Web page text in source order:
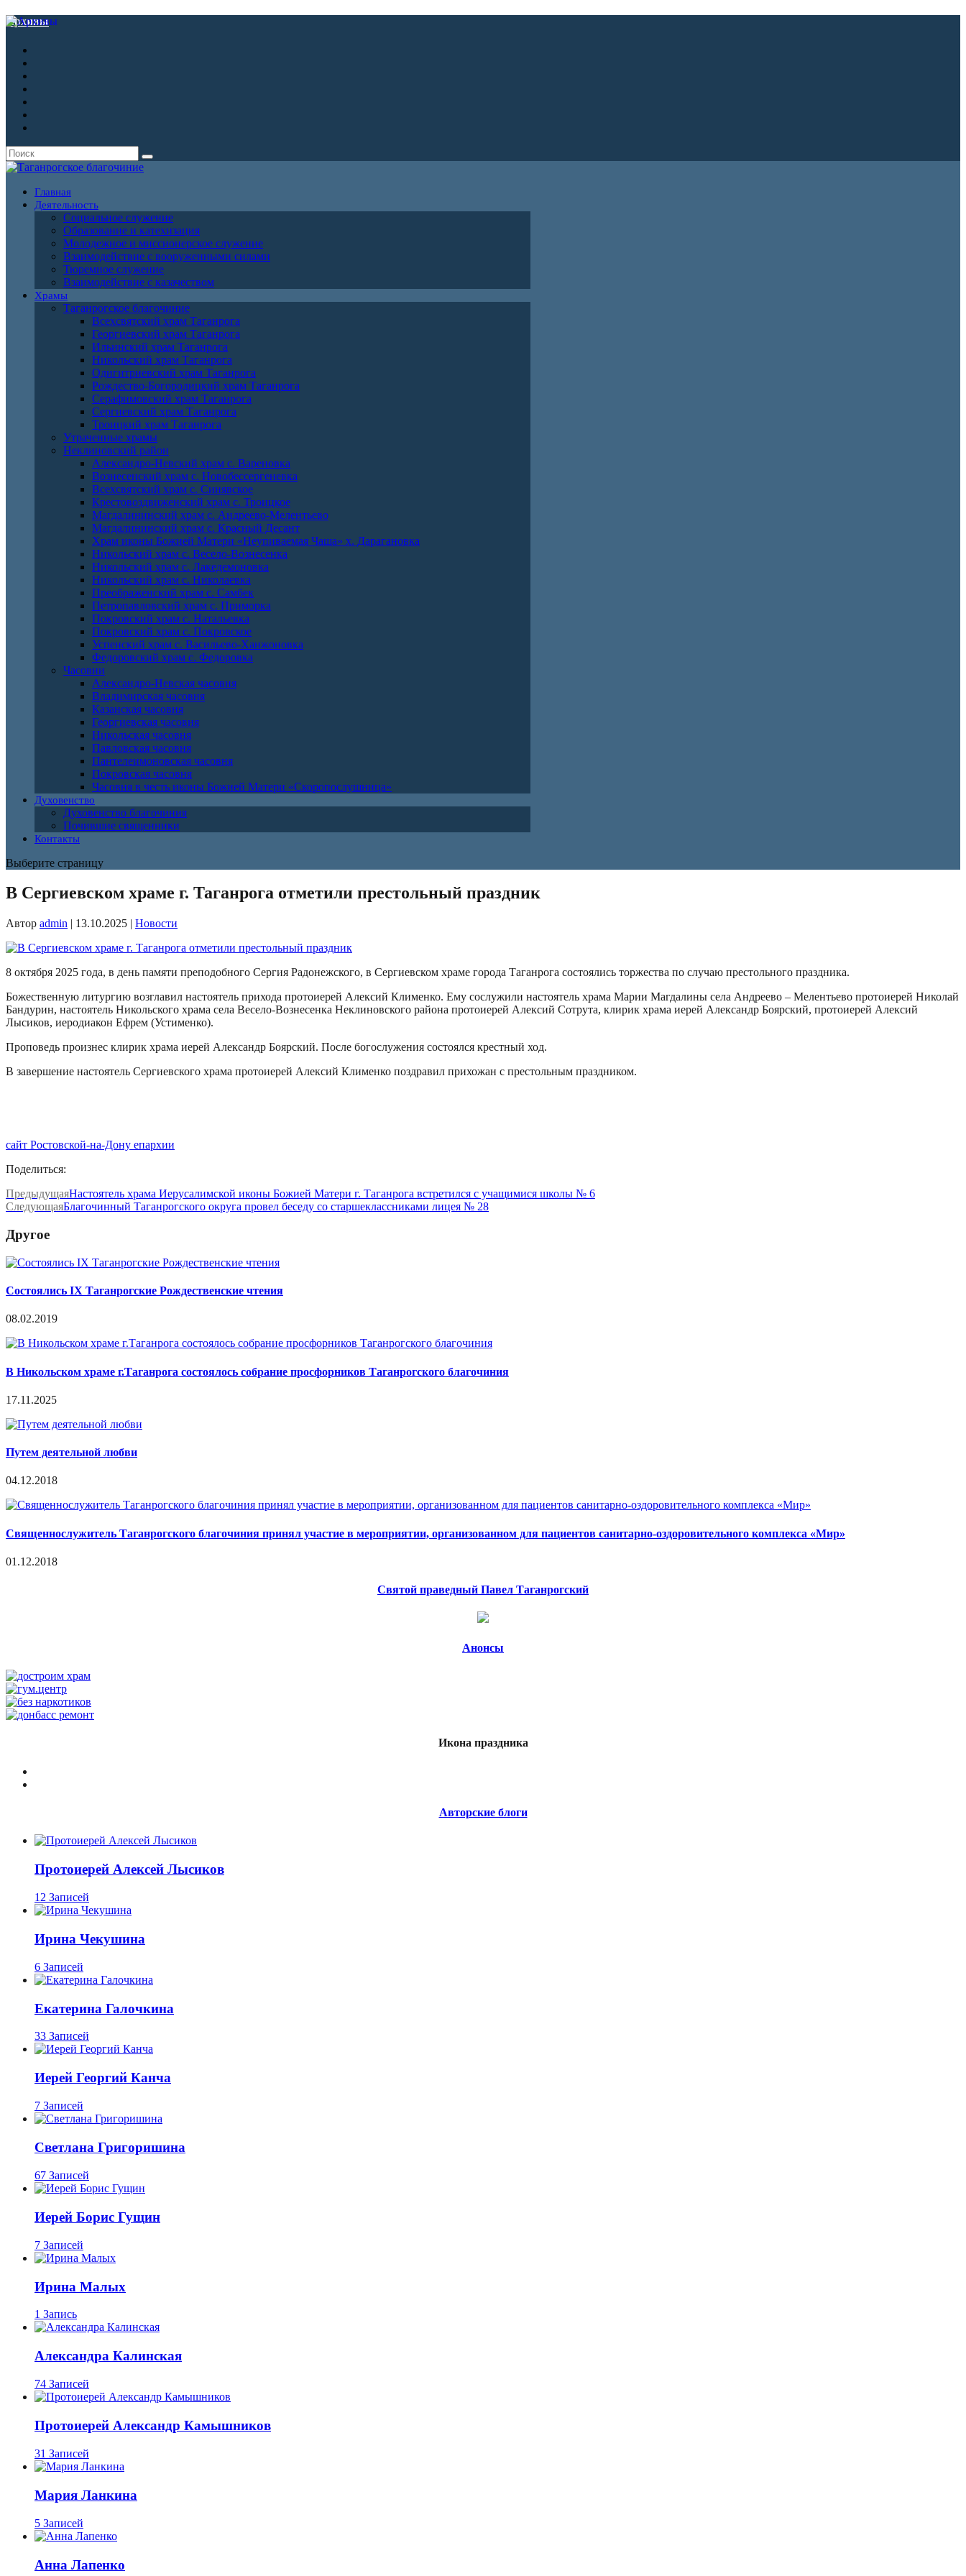
Архивы
Главная
Деятельность
Социальное служение
Образование и катехизация
Молодежное и миссионерское служение
Взаимодействие с вооруженными силами
Тюремное служение
Взаимодействие с казачеством
Храмы
Таганрогское благочиние
Всехсвятский храм Таганрога
Георгиевский храм Таганрога
Ильинский храм Таганрога
Никольский храм Таганрога
Одигитриевский храм Таганрога
Рождество-Богородицкий храм Таганрога
Серафимовский храм Таганрога
Сергиевский храм Таганрога
Троицкий храм Таганрога
Утраченные храмы
Неклиновский район
Александро-Невский храм с. Вареновка
Вознесенский храм с. Новобессергеневка
Всехсвятский храм с. Синявское
Крестовоздвиженский храм с. Троицкое
Магдалининский храм с. Андреево-Мелентьево
Магдалининский храм с. Красный Десант
Храм иконы Божией Матери «Неупиваемая Чаша» х. Дарагановка
Никольский храм с. Весело-Вознесенка
Никольский храм с. Лакедемоновка
Никольский храм с. Николаевка
Преображенский храм с. Самбек
Петропавловский храм с. Приморка
Покровский храм с. Натальевка
Покровский храм с. Покровское
Успенский храм с. Васильево-Ханжоновка
Федоровский храм с. Федоровка
Часовни
Александро-Невская часовня
Владимирская часовня
Казанская часовня
Георгиевская часовня
Никольская часовня
Павловская часовня
Пантелеимоновская часовня
Покровская часовня
Часовня в честь иконы Божией Матери «Скоропослушница»
Духовенство
Духовенство благочиния
Почившие священники
Контакты
Выберите страницу
В Сергиевском храме г. Таганрога отметили престольный праздник
Автор admin | 13.10.2025 | Новости
8 октября 2025 года, в день памяти преподобного Сергия Радонежского, в Сергиевском храме города Таганрога состоялись торжества по случаю престольного праздника.
Божественную литургию возглавил настоятель прихода протоиерей Алексий Клименко. Ему сослужили настоятель храма Марии Магдалины села Андреево – Мелентьево протоиерей Николай
Бандурин, настоятель Никольского храма села Весело-Вознесенка Неклиновского района протоиерей Алексий Сотрута, клирик храма иерей Александр Боярский, протоиерей Алексий
Лысиков, иеродиакон Ефрем (Устименко).
Проповедь произнес клирик храма иерей Александр Боярский. После богослужения состоялся крестный ход.
В завершение настоятель Сергиевского храма протоиерей Алексий Клименко поздравил прихожан с престольным праздником.
сайт Ростовской-на-Дону епархии
Поделиться:
ПредыдущаяНастоятель храма Иерусалимской иконы Божией Матери г. Таганрога встретился с учащимися школы № 6
СледующаяБлагочинный Таганрогского округа провел беседу со старшеклассниками лицея № 28
Другое
Состоялись IX Таганрогские Рождественские чтения
08.02.2019
В Никольском храме г.Таганрога состоялось собрание просфорников Таганрогского благочиния
17.11.2025
Путем деятельной любви
04.12.2018
Священнослужитель Таганрогского благочиния принял участие в мероприятии, организованном для пациентов санитарно-оздоровительного комплекса «Мир»
01.12.2018
Святой праведный Павел Таганрогский
Анонсы
Икона праздника
Авторские блоги
Протоиерей Алексей Лысиков
12 Записей
Ирина Чекушина
6 Записей
Екатерина Галочкина
33 Записей
Иерей Георгий Канча
7 Записей
Светлана Григоришина
67 Записей
Иерей Борис Гущин
7 Записей
Ирина Малых
1 Запись
Александра Калинская
74 Записей
Протоиерей Александр Камышников
31 Записей
Мария Ланкина
5 Записей
Анна Лапенко